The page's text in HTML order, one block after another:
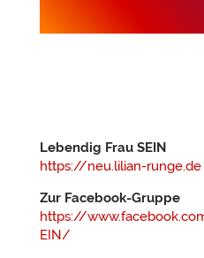
Lebendig Frau SEIN
https://neu.lilian-runge.de
Zur Facebook-Gruppe
https://
EIN/